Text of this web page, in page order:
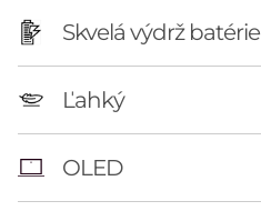
Skvelá výdrž batérie
Ľahký
OLED